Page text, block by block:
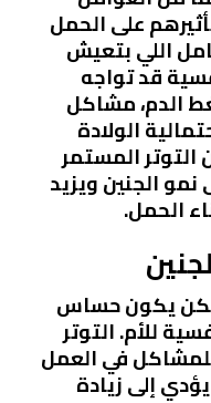
على الحمل
اللي بتعيش
قد تواجه
الدم، مشاكل
الولادة
المستمر
الجنين ويزيد
الحمل.
يكون حساس
للأم. التوتر
في العمل
إلى زيادة